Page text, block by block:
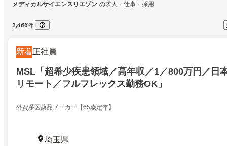
メディカルサイエンスリエゾン の求人・仕事・採用
1,466件
新着正社員
MSL「超希少疾患領域／高年収／1／800万円／日
リモート／フルフレックス勤務OK」
外資系医薬品メーカー【65歳定年】
埼玉県